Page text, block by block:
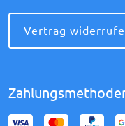
Vertrag